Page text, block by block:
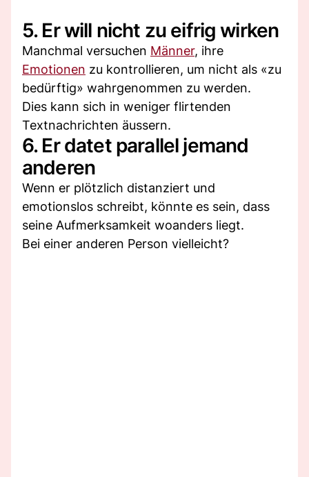
5. Er will nicht zu eifrig wirken
Manchmal versuchen Männer, ihre
Emotionen zu kontrollieren, um nicht als «zu
bedürftig» wahrgenommen zu werden.
Dies kann sich in weniger flirtenden
Textnachrichten äussern.
6. Er datet parallel jemand
anderen
Wenn er plötzlich distanziert und
emotionslos schreibt, könnte es sein, dass
seine Aufmerksamkeit woanders liegt.
Bei einer anderen Person vielleicht?